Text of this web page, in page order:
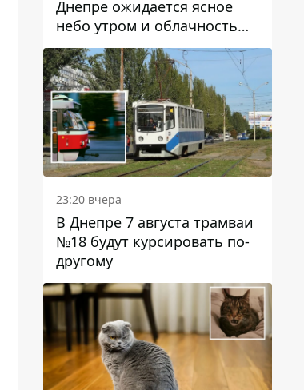
Днепре ожидается ясное
небо утром и облачность
после обеда
23:20 вчера
В Днепре 7 августа трамваи
№18 будут курсировать по-
другому